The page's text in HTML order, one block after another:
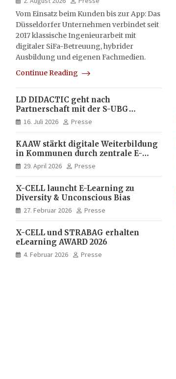
hybrid und multimedial
Vom Einsatz beim Kunden bis zur App: Das
Düsseldorfer Unternehmen verbindet seit
2017 klassische Ingenieurarbeit mit
digitaler SiFa-Betreuung, hybrider
Ausbildung und eigenen Fachmedien.
Continue Reading
LD DIDACTIC geht nach
Partnerschaft mit der S-UBG
vollständig in Unternehmerhand
16. Juli 2026 Presse
KAAW stärkt digitale Weiterbildung
in Kommunen durch zentrale E-
Learning Plattform von X-CELL
29. April 2026 Presse
X-CELL launcht E-Learning zu
Diversity & Unconscious Bias
27. Februar 2026 Presse
X-CELL und STRABAG erhalten
eLearning AWARD 2026
4. Februar 2026 Presse